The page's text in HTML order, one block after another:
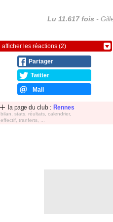
Lu 11.617 fois -
afficher les réactions (2)
Partager
Twitter
Mail
la page du club : Rennes
bilan, stats, réultats, calendrier,
effectif, tranferts, ...